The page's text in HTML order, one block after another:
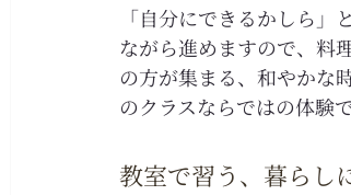
「自分にできるかしら
ながら進めますので、料
の方が集まる、和やかな
のクラスならではの体験で
教室で習う、暮らし